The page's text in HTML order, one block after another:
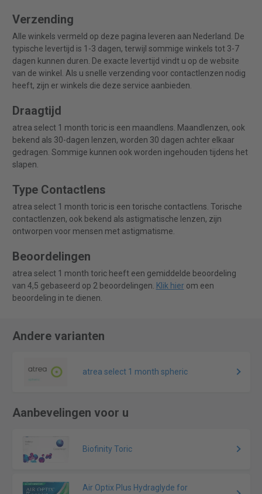
Verzending
Alle winkels vermeld op deze pagina leveren aan Nederland. De
typische levertijd is 1-3 dagen, terwijl sommige winkels tot 3-7
dagen kunnen duren. De exacte levertijd vindt u op de website
van de winkel. Als u snelle verzending voor contactlenzen nodig
heeft, zijn er winkels die deze service aanbieden.
Draagtijd
atrea select 1 month toric is een maandlens. Maandlenzen, ook
bekend als 30-dagen lenzen, worden 30 dagen achter elkaar
gedragen. Sommige kunnen ook worden ingehouden tijdens het
slapen.
Type Contactlens
atrea select 1 month toric is een torische contactlens. Torische
contactlenzen, ook bekend als astigmatische lenzen, zijn
ontworpen voor mensen met astigmatisme.
Beoordelingen
atrea select 1 month toric heeft een gemiddelde beoordeling
van 4,5 gebaseerd op 2 beoordelingen. Klik hierom een
beoordeling in te dienen.
Andere varianten
atrea select 1 month spheric
Aanbevelingen voor u
Biofinity Toric
Air Optix Plus Hydraglyde for